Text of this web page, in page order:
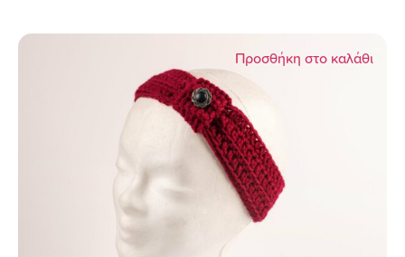
Προσθήκη στο καλάθι